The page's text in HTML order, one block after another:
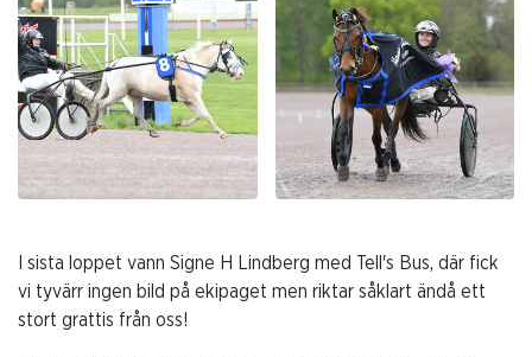
I sista loppet vann Signe H Lindberg med Tell's Bus, där fick
vi tyvärr ingen bild på ekipaget men riktar såklart ändå ett
stort grattis från oss!